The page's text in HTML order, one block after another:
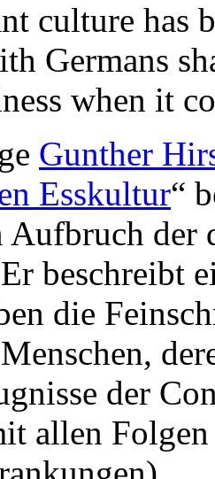
culture has
Germans
when it
Gunther
Esskultur“
Aufbruch
beschreibt
die
der
allen Folgen